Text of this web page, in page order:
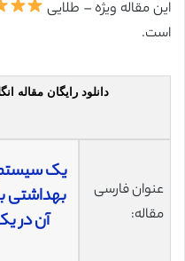
این مقاله ویژه – طلایی
است.
دانلود رایگان مقاله
عنوان فارسی
مقاله:
یک
آن در